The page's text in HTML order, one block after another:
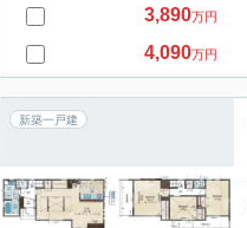
3,890万円
4,090万円
新築一戸建